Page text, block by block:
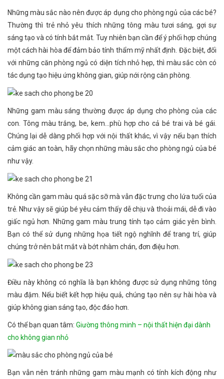
Những màu sắc nào nên được áp dụng cho phòng ngủ của các bé?
Thường thì trẻ nhỏ yêu thích những tông màu tươi sáng, gợi sự
sáng tạo và có tính bắt mắt. Tuy nhiên bạn cần để ý phối hợp chúng
một cách hài hòa để đảm bảo tính thẩm mỹ nhất định. Đặc biệt, đối
với những căn phòng ngủ có diện tích nhỏ hẹp, thì màu sắc còn có
tác dụng tạo hiệu ứng không gian, giúp nới rộng căn phòng.
Những gam màu sáng thường được áp dụng cho phòng của các
con. Tông màu trắng, be, kem…phù hợp cho cả bé trai và bé gái.
Chúng lại dễ dàng phối hợp với nội thất khác, vì vậy nếu bạn thích
cảm giác an toàn, hãy chọn những màu sắc cho phòng ngủ của bé
như vậy.
Không cần gam màu quá sặc sỡ mà vẫn đặc trưng cho lứa tuổi của
trẻ. Như vậy sẽ giúp bé yêu cảm thấy dễ chịu và thoải mái, dễ đi vào
giấc ngủ hơn. Những gam màu trung tính tạo cảm giác yên bình.
Bạn có thể sử dụng những họa tiết ngộ nghĩnh để trang trí, giúp
chúng trở nên bắt mắt và bớt nhàm chán, đơn điệu hơn.
Điều này không có nghĩa là bạn không được sử dụng những tông
màu đậm. Nếu biết kết hợp hiệu quả, chúng tạo nên sự hài hòa và
giúp không gian sáng tạo, độc đáo hơn.
Có thể bạn quan tâm: Giường thông minh – nội thất hiện đại dành
cho không gian nhỏ
Bạn vẫn nên tránh những gam màu mạnh có tính kích động như